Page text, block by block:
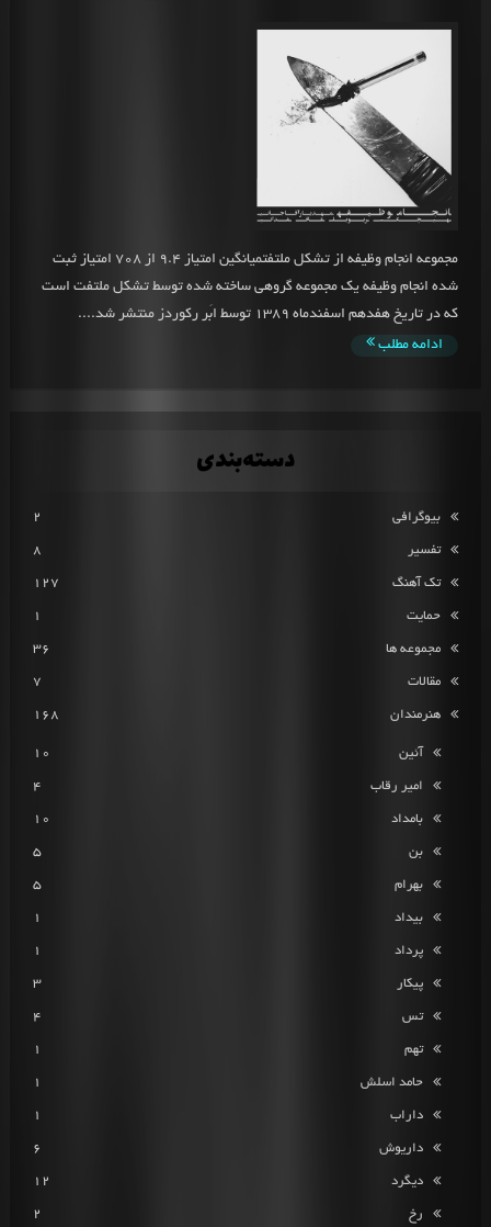
مجموعه انجام وظیفه از تشکل ملتفتمیانگین امتیاز 9.4 از 708 امتیاز ثبت
شده انجام وظیفه یک مجموعه گروهی ساخته شده توسط تشکل ملتفت است
که در تاریخ هفدهم اسفندماه 1389 توسط ابَر رکوردز منتشر شد....
ادامه مطلب
دسته‌بندی
بیوگرافی 2
تفسیر 8
تک آهنگ 127
حمایت 1
مجموعه ها 36
مقالات 7
هنرمندان 168
آئین 10
امیر رقاب 4
بامداد 10
بن 5
بهرام 5
بیداد 1
پرداد 1
پیکار 3
تس 4
تهم 1
حامد اسلش 1
داراب 1
داریوش 6
دیگرد 12
رخ 2